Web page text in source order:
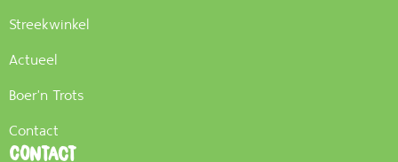
Streekwinkel
Actueel
Boer'n Trots
Contact
Contact